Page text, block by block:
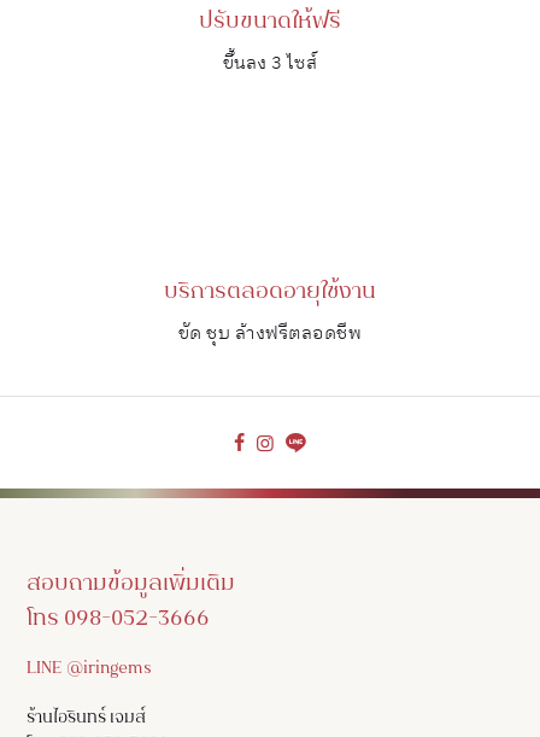
ปรับขนาดให้ฟรี
ขึ้นลง 3 ไซส์
บริการตลอดอายุใช้งาน
ขัด ชุบ ล้างฟรีตลอดชีพ
สอบถามข้อมูลเพิ่มเติม
โทร 098-052-3666
LINE @iringems
ร้านไอรินทร์ เจมส์